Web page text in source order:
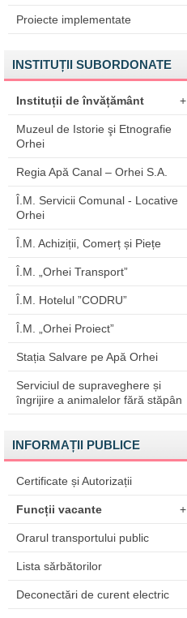
Proiecte implementate
INSTITUȚII SUBORDONATE
Instituții de învățământ +
Muzeul de Istorie şi Etnografie
Orhei
Regia Apă Canal – Orhei S.A.
Î.M. Servicii Comunal - Locative
Orhei
Î.M. Achiziții, Comerț și Piețe
Î.M. „Orhei Transport”
Î.M. Hotelul ”CODRU”
Î.M. „Orhei Proiect”
Stația Salvare pe Apă Orhei
Serviciul de supraveghere și
îngrijire a animalelor fără stăpân
INFORMAȚII PUBLICE
Certificate și Autorizații
Funcții vacante +
Orarul transportului public
Lista sărbătorilor
Deconectări de curent electric